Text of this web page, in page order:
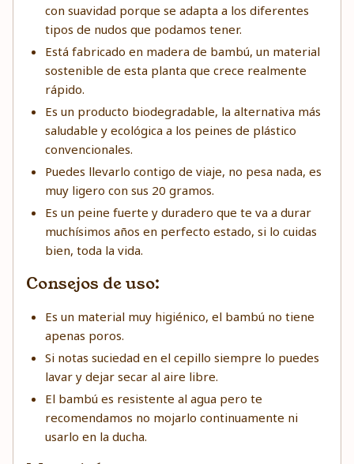
con suavidad porque se adapta a los diferentes
tipos de nudos que podamos tener.
Está fabricado en madera de bambú, un material
sostenible de esta planta que crece realmente
rápido.
Es un producto biodegradable, la alternativa más
saludable y ecológica a los peines de plástico
convencionales.
Puedes llevarlo contigo de viaje, no pesa nada, es
muy ligero con sus 20 gramos.
Es un peine fuerte y duradero que te va a durar
muchísimos años en perfecto estado, si lo cuidas
bien, toda la vida.
Consejos de uso:
Es un material muy higiénico, el bambú no tiene
apenas poros.
Si notas suciedad en el cepillo siempre lo puedes
lavar y dejar secar al aire libre.
El bambú es resistente al agua pero te
recomendamos no mojarlo continuamente ni
usarlo en la ducha.